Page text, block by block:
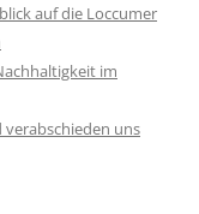
auf die Loccumer
im
verabschieden uns